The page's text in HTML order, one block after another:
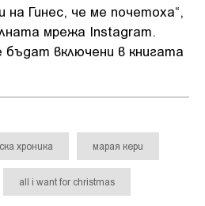
Гинес, че ме почетоха“,
мрежа Instagram.
включени в книгата
хроника марая кери
all i want for christmas